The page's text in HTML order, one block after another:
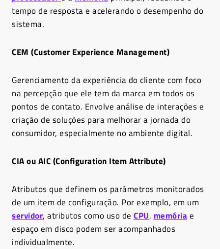
tempo de resposta e acelerando o desempenho do
sistema.
CEM (Customer Experience Management)
Gerenciamento da experiência do cliente com foco
na percepção que ele tem da marca em todos os
pontos de contato. Envolve análise de interações e
criação de soluções para melhorar a jornada do
consumidor, especialmente no ambiente digital.
CIA ou AIC (Configuration Item Attribute)
Atributos que definem os parâmetros monitorados
de um item de configuração. Por exemplo, em um
servidor, atributos como uso de CPU, memória e
espaço em disco podem ser acompanhados
individualmente.